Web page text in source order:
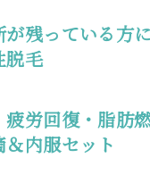
が残っている方
脱毛
労回復・脂肪
内服セット